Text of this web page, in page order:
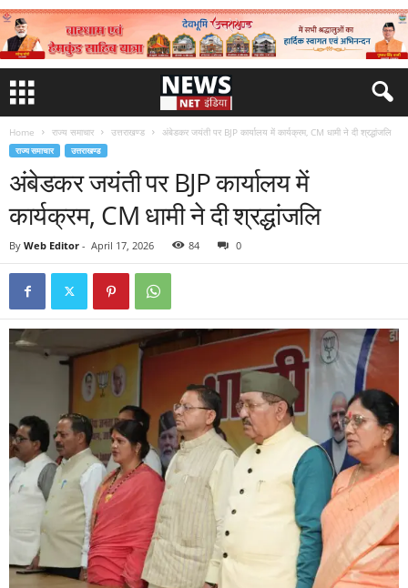
Home राज्य समाचार उत्तराखण्ड अंबेडकर जयंती पर BJP कार्यालय में कार्यक्रम, CM धामी ने दी श्रद्धांजलि
राज्य समाचार उत्तराखण्ड
अंबेडकर जयंती पर BJP कार्यालय में
कार्यक्रम, CM धामी ने दी श्रद्धांजलि
By Web Editor - April 17, 2026 84 0